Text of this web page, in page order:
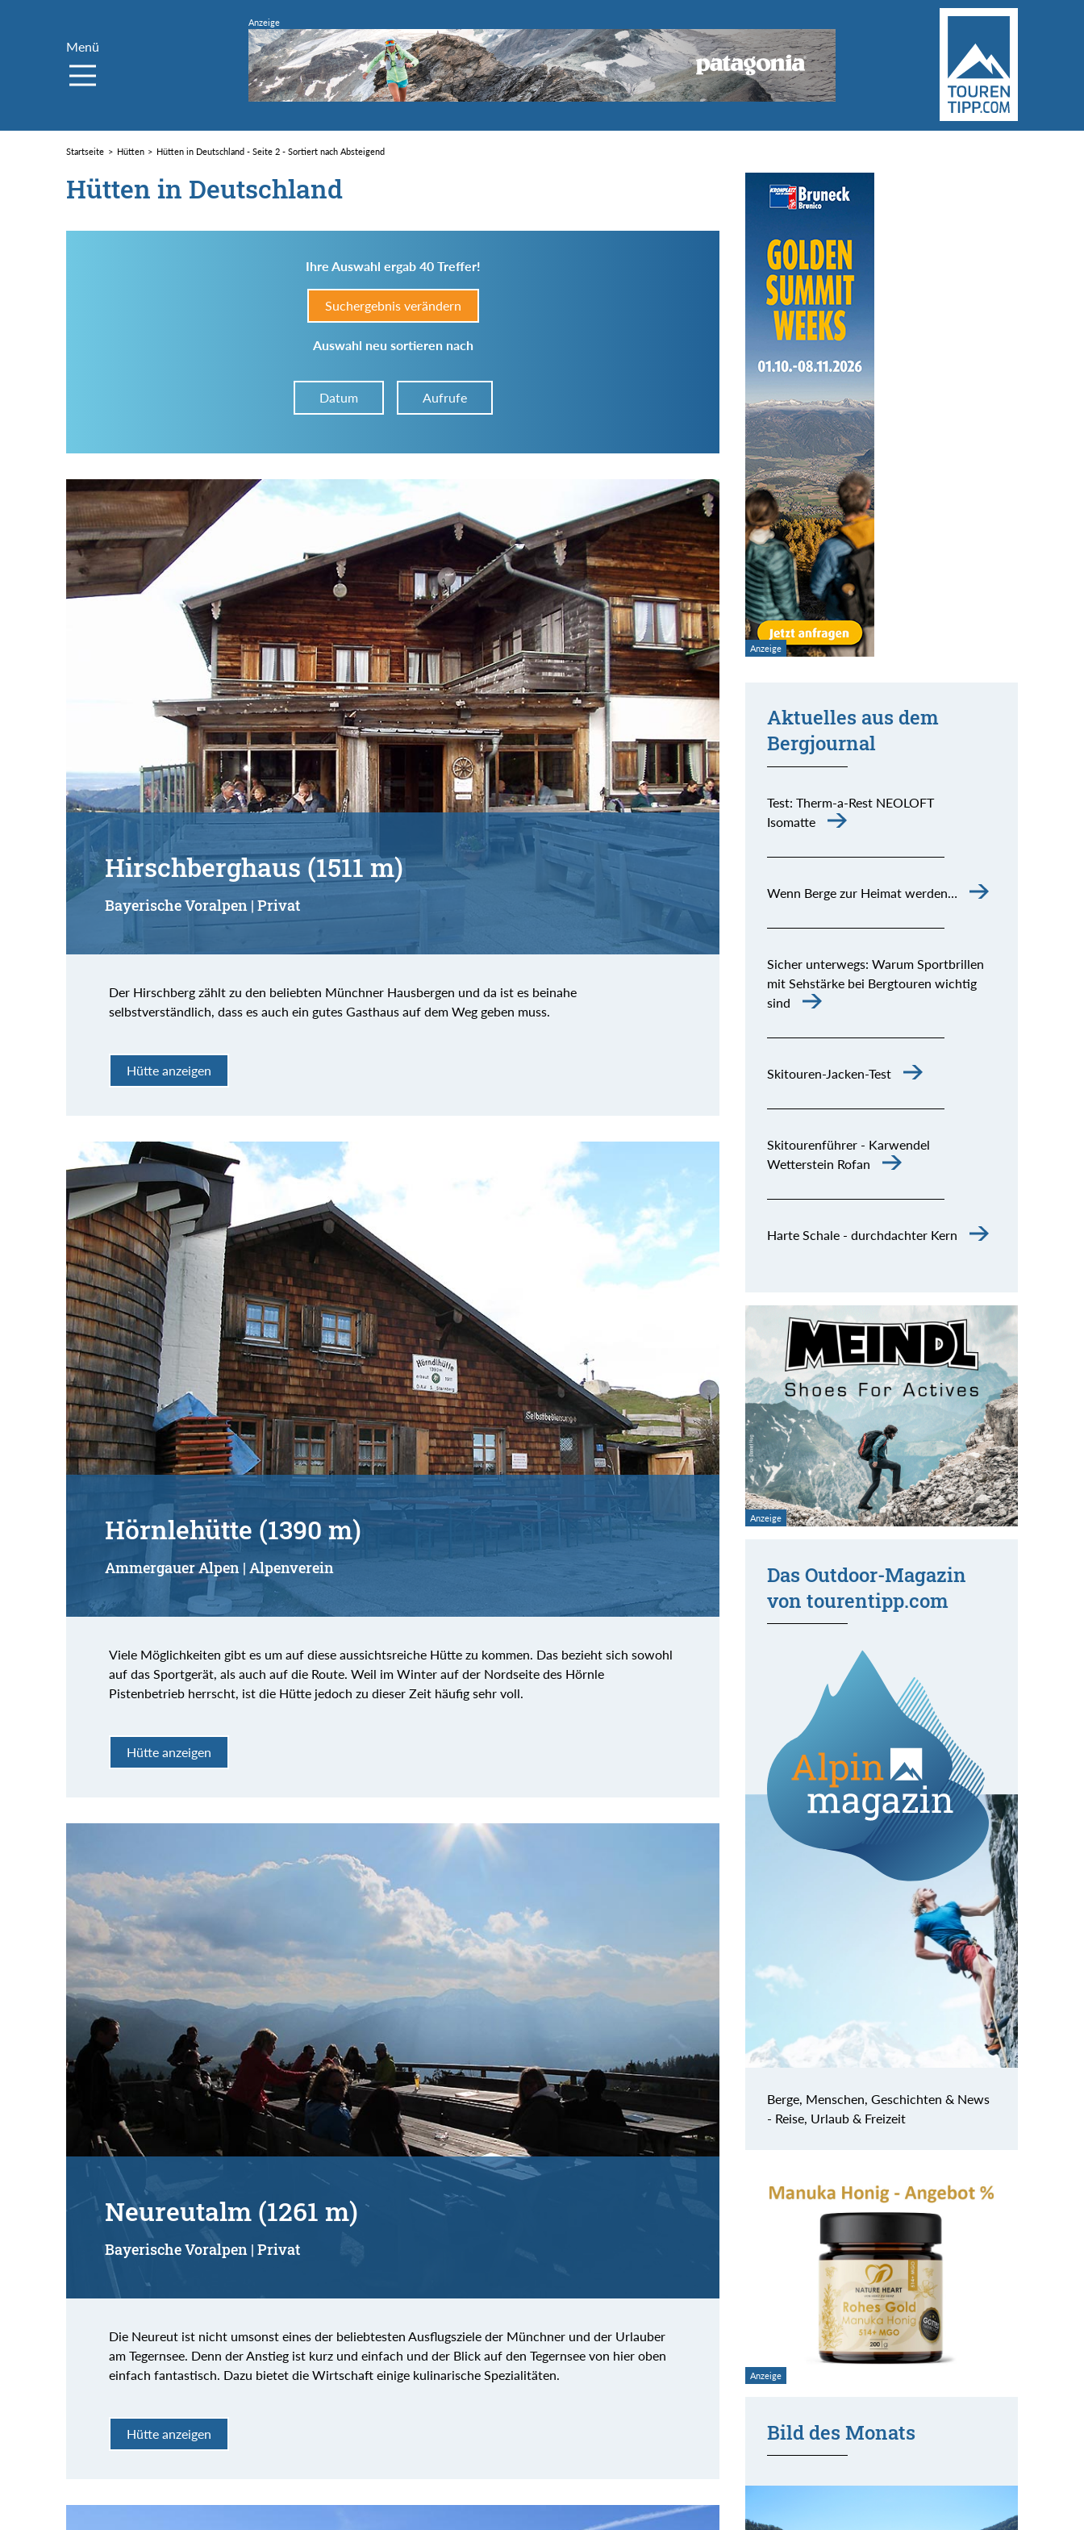
Menü
Startseite Hütten Hütten in Deutschland - Seite 2 - Sortiert nach Absteigend
Hütten in Deutschland
Ihre Auswahl ergab 40 Treffer!
Suchergebnis verändern
Auswahl neu sortieren nach
Datum Aufrufe
Im Hüttenarchiv suchen
Land:
Übernachtung:
Suchbegriff:
Hirschberghaus (1511 m)
Bayerische Voralpen | Privat
Der Hirschberg zählt zu den beliebten Münchner Hausbergen und da ist es beinahe
selbstverständlich, dass es auch ein gutes Gasthaus auf dem Weg geben muss.
Hütte anzeigen
Hörnlehütte (1390 m)
Ammergauer Alpen | Alpenverein
Viele Möglichkeiten gibt es um auf diese aussichtsreiche Hütte zu kommen. Das bezieht sich sowohl
auf das Sportgerät, als auch auf die Route. Weil im Winter auf der Nordseite des Hörnle
Pistenbetrieb herrscht, ist die Hütte jedoch zu dieser Zeit häufig sehr voll.
Hütte anzeigen
Neureutalm (1261 m)
Bayerische Voralpen | Privat
Die Neureut ist nicht umsonst eines der beliebtesten Ausflugsziele der Münchner und der Urlauber
am Tegernsee. Denn der Anstieg ist kurz und einfach und der Blick auf den Tegernsee von hier oben
einfach fantastisch. Dazu bietet die Wirtschaft einige kulinarische Spezialitäten.
Hütte anzeigen
Aktuelles aus dem
Bergjournal
Test: Therm-a-Rest NEOLOFT
Isomatte
Wenn Berge zur Heimat werden…
Sicher unterwegs: Warum Sportbrillen
mit Sehstärke bei Bergtouren wichtig
sind
Skitouren-Jacken-Test
Skitourenführer - Karwendel
Wetterstein Rofan
Harte Schale - durchdachter Kern
Das Outdoor-Magazin
von tourentipp.com
Berge, Menschen, Geschichten & News
- Reise, Urlaub & Freizeit
Bild des Monats